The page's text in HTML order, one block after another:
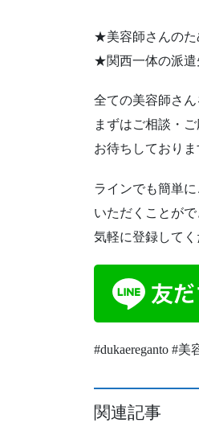
★美容師さんのた
★関西一体の派遣
全ての美容師さん
まずはご相談・
お待ちしておりま
ラインでも簡単
いただくことがで
気軽に登録してく
#dukaereganto #
関連記事